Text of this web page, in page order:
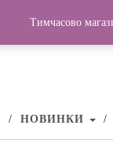
НОВИНКИ
Тимчасово